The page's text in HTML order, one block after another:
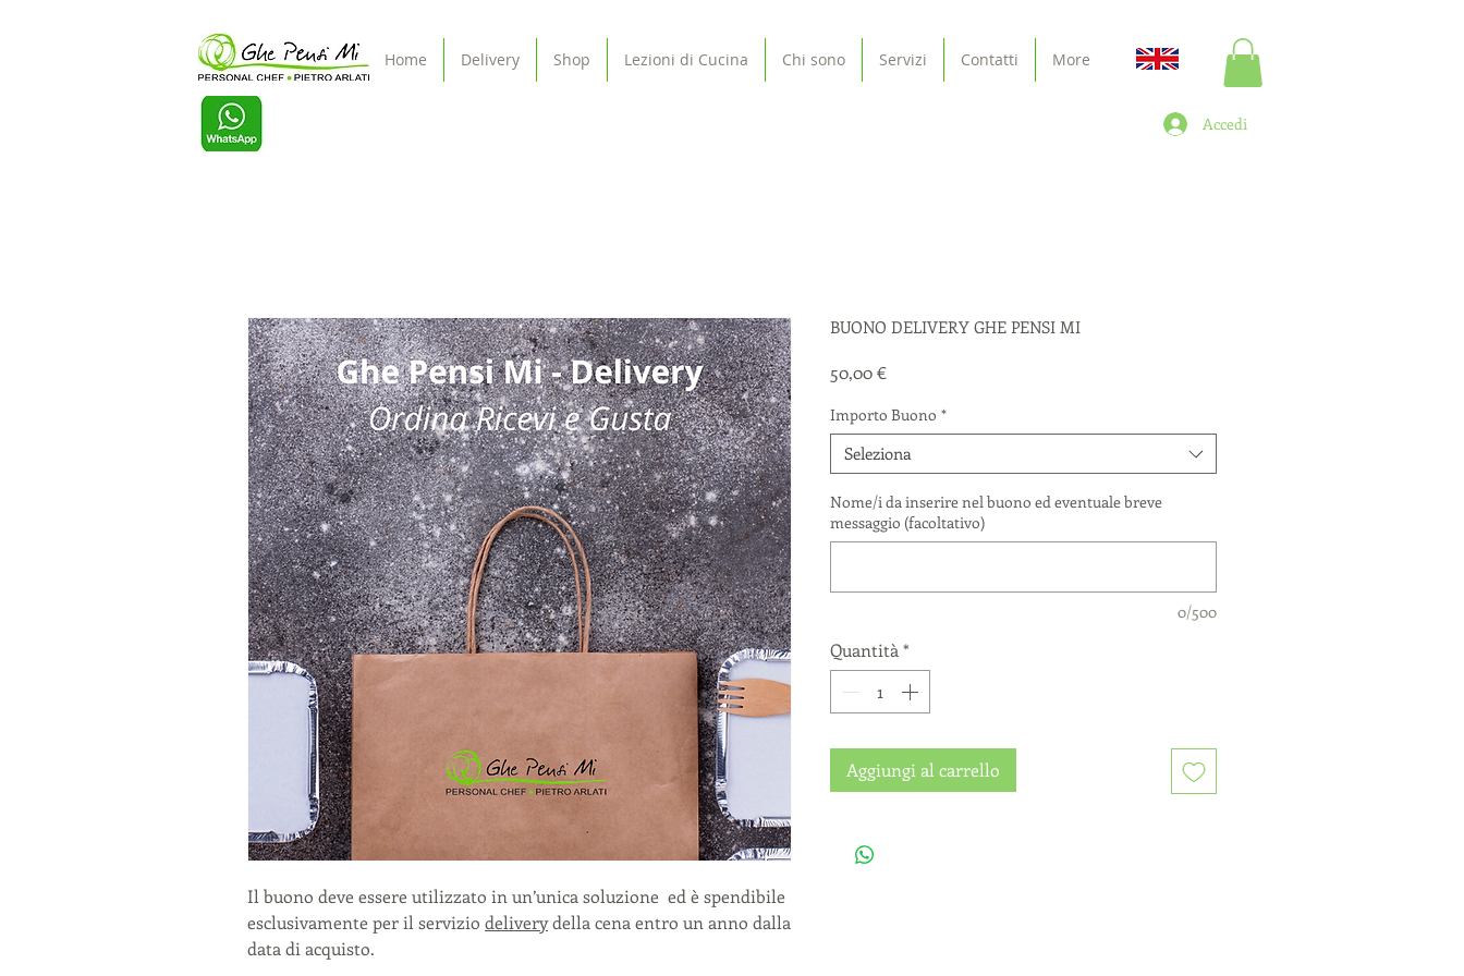
Home Delivery Shop Lezioni di Cucina Chi sono Servizi Contatti More
Accedi
Il buono deve essere utilizzato in un’unica soluzione ed è spendibile
esclusivamente per il servizio deliverydella cena entro un anno dalla
data di acquisto.
BUONO DELIVERY GHE PENSI MI
50,00 €Prezzo
Importo Buono *
Seleziona
Nome/i da inserire nel buono ed eventuale breve
messaggio (facoltativo)
0/500
Quantità*
Aggiungi al carrello